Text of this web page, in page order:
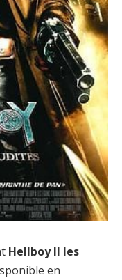
Hellboy II les
en